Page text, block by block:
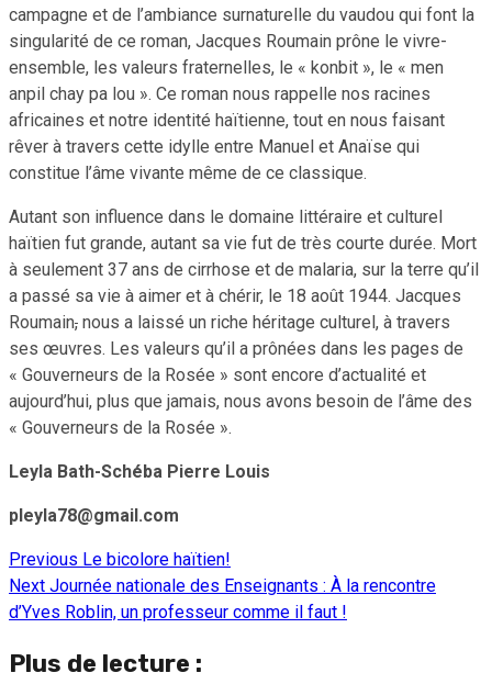
campagne et de l’ambiance surnaturelle du vaudou qui font la
singularité de ce roman, Jacques Roumain prône le vivre-
ensemble, les valeurs fraternelles, le « konbit », le « men
anpil chay pa lou ». Ce roman nous rappelle nos racines
africaines et notre identité haïtienne, tout en nous faisant
rêver à travers cette idylle entre Manuel et Anaïse qui
constitue l’âme vivante même de ce classique.
Autant son influence dans le domaine littéraire et culturel
haïtien fut grande, autant sa vie fut de très courte durée. Mort
à seulement 37 ans de cirrhose et de malaria, sur la terre qu’il
a passé sa vie à aimer et à chérir, le 18 août 1944. Jacques
Roumain, nous a laissé un riche héritage culturel, à travers
ses œuvres. Les valeurs qu’il a prônées dans les pages de
« Gouverneurs de la Rosée » sont encore d’actualité et
aujourd’hui, plus que jamais, nous avons besoin de l’âme des
« Gouverneurs de la Rosée ».
Leyla Bath-Schéba Pierre Louis
pleyla78@gmail.com
Continue
Reading
Previous Le bicolore haïtien!
Next Journée nationale des Enseignants : À la rencontre
d’Yves Roblin, un professeur comme il faut !
Plus de lecture :